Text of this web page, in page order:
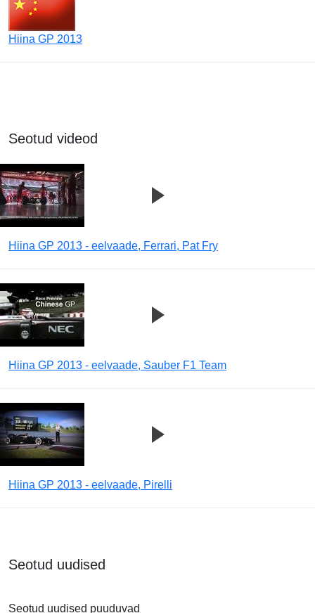
Hiina GP 2013
Seotud videod
Hiina GP 2013 - eelvaade, Ferrari, Pat Fry
Hiina GP 2013 - eelvaade, Sauber F1 Team
Hiina GP 2013 - eelvaade, Pirelli
Seotud uudised
Seotud uudised puuduvad